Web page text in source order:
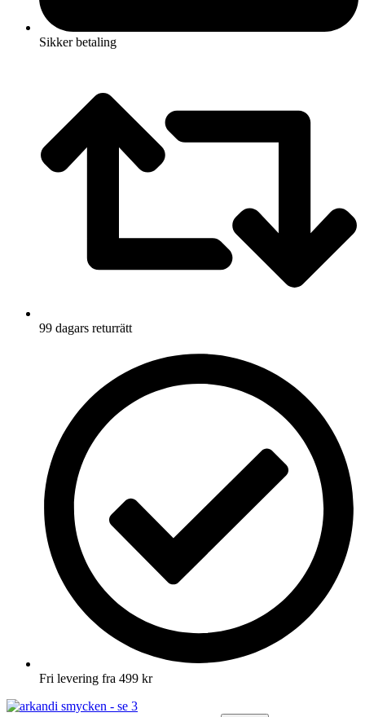
Sikker betaling
99 dagars returrätt
Fri levering fra 499 kr